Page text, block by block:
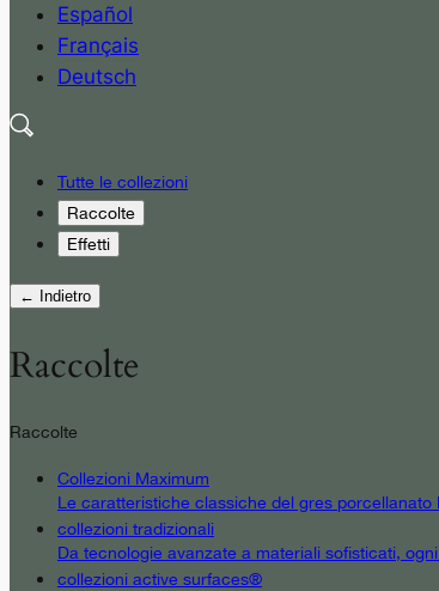
Español
Français
Deutsch
Tutte le collezioni
Raccolte
Effetti
← Indietro
Raccolte
Raccolte
Collezioni Maximum
Le caratteristiche classiche del gres
collezioni tradizionali
Da tecnologie avanzate a materiali sofisticati,
collezioni active surfaces®